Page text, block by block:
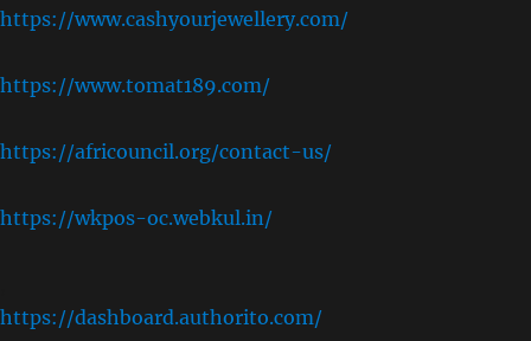
https://www.cashyourjewellery.com/
https://www.tomat189.com/
https://africouncil.org/contact-us/
https://wkpos-oc.webkul.in/
https://dashboard.authorito.com/